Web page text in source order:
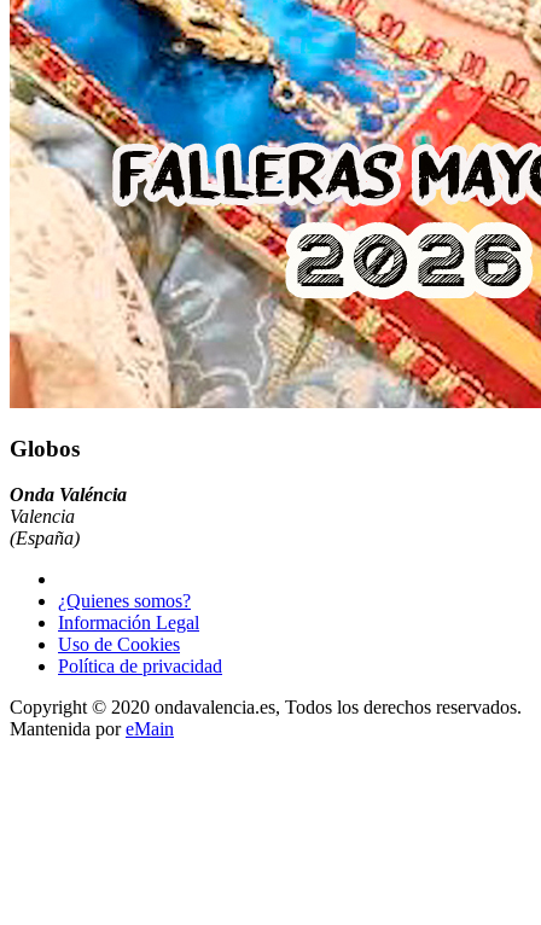
Globos
Onda Valéncia
Valencia
(España)
¿Quienes somos?
Información Legal
Uso de Cookies
Política de privacidad
Copyright © 2020 ondavalencia.es, Todos los derechos reservados.
Mantenida poreMain